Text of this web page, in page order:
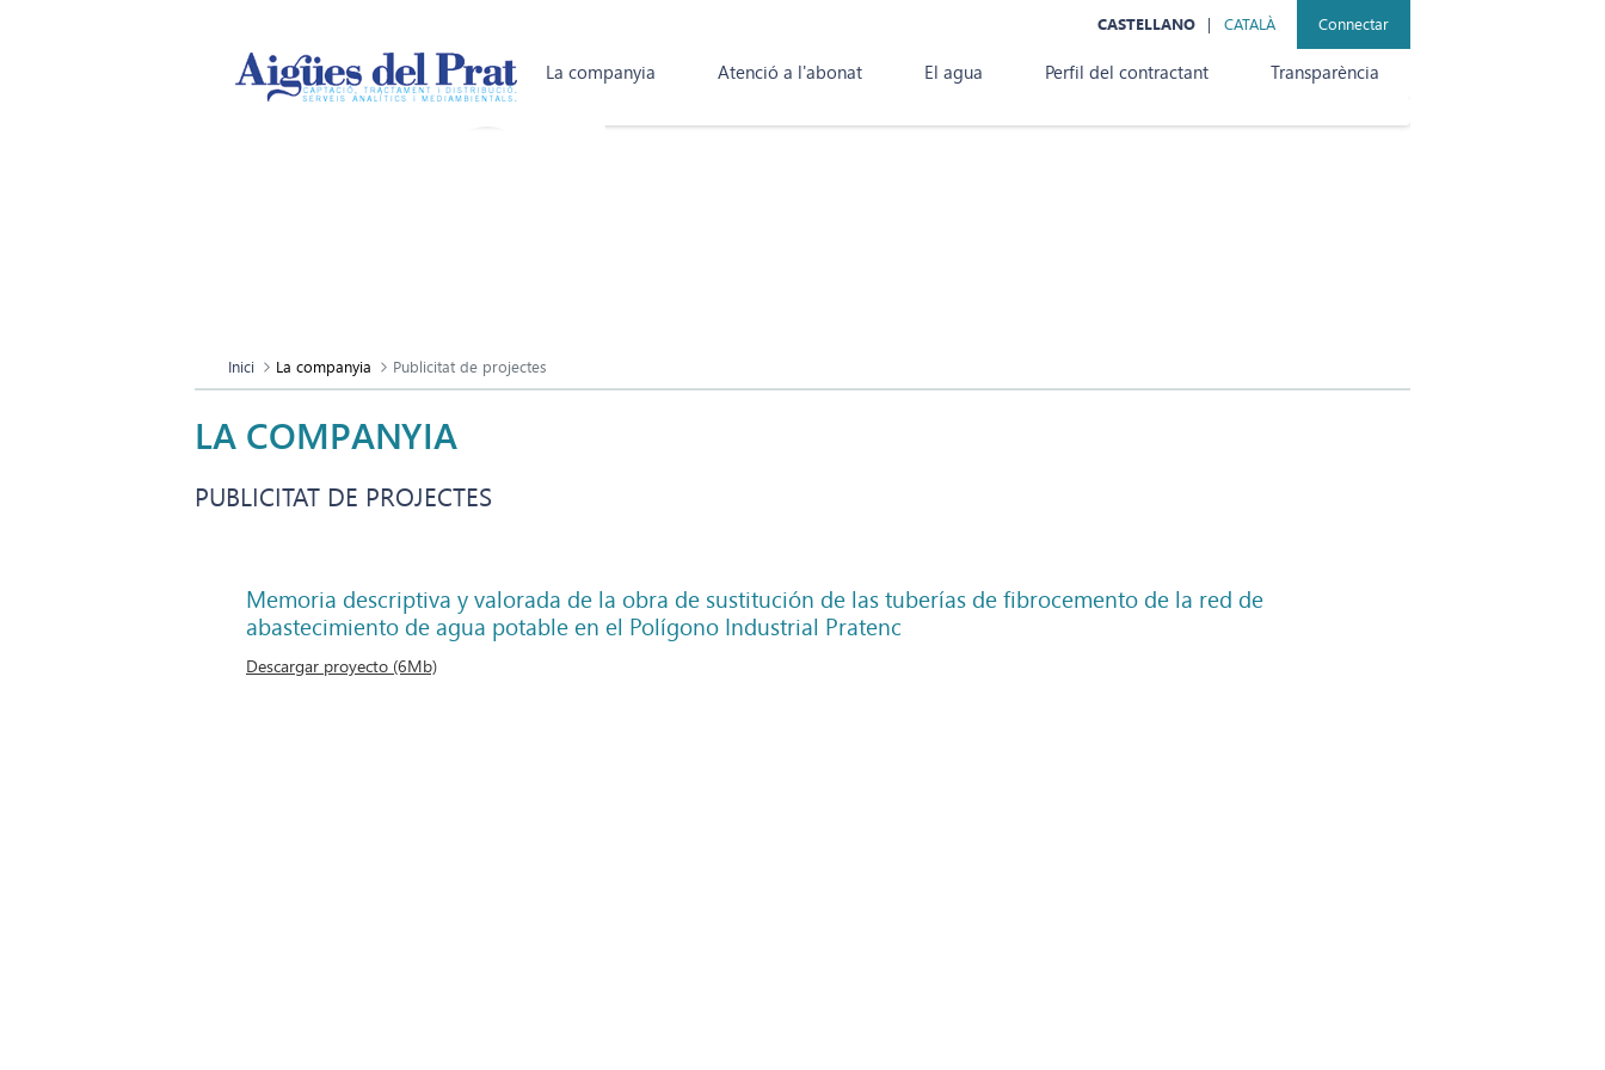
Connectar
CASTELLANO CATALÀ
La companyia Atenció a l'abonat El agua Perfil del contractant Transparència
Inici La companyia Publicitat de projectes
LA COMPANYIA
PUBLICITAT DE PROJECTES
Memoria descriptiva y valorada de la obra de sustitución de las tuberías de fibrocemento de la red de
abastecimiento de agua potable en el Polígono Industrial Pratenc
Descargar proyecto (6Mb)